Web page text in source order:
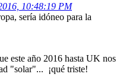
10:48:19 PM
sería idóneo para la
este año 2016 hasta UK nos
"solar"... ¡qué triste!